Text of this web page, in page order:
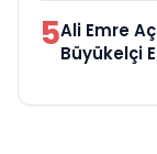
5Ali Emre
Büyükelçi